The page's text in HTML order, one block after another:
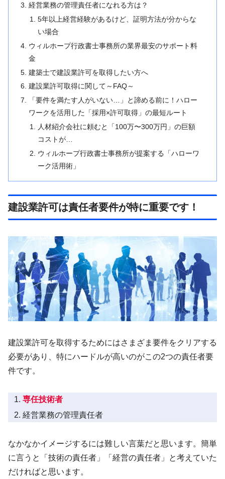
経営業務の管理責任者になれる方は？
5年以上経営経験があるけど、証明方法が分からな
い場合
ウィルホープ行政書士事務所の業界最安のサポート料
金
建築士で建設業許可を取得したい方へ
建設業許可取得に関して～FAQ～
「要件を満たす人がいない…」と諦める前に！ハロー
ワークを活用した「採用×許可取得」の最短ルート
人材紹介会社に頼むと「100万〜300万円」の巨額
コストが…
ウィルホープ行政書士事務所が提案する「ハローワ
ーク活用術」
建設業許可は責任者要件が特に重要です！
建設業許可を取得するためにはさまざま要件をクリアする
必要があり、特にハードルが高いのがこの2つの責任者要
件です。
専任技術者
経営業務の管理責任者
なかなかイメージするには難しい言葉だと思います。簡単
に言うと「技術の責任者」「経営の責任者」と考えていた
だければと思います。